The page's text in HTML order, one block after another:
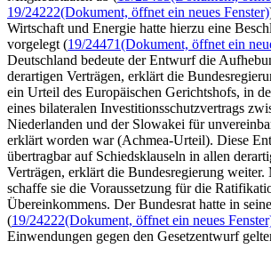
19/24222(Dokument, öffnet ein neues Fenster)
Wirtschaft und Energie hatte hierzu eine
vorgelegt (19/24471(Dokument, öffnet ein
Deutschland bedeute der Entwurf die
derartigen Verträgen, erklärt die
ein Urteil des Europäischen Gerichtshofs, in
eines bilateralen Investitionsschutzvertrags
Niederlanden und der Slowakei für
erklärt worden war (Achmea-Urteil). Diese
übertragbar auf Schiedsklauseln in allen
Verträgen, erklärt die Bundesregierung weiter.
schaffe sie die Voraussetzung für die
Übereinkommens. Der Bundesrat hatte in
(19/24222(Dokument, öffnet ein neues
Einwendungen gegen den Gesetzentwurf